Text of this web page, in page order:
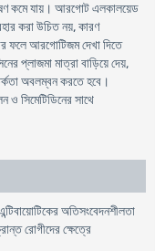
কমে যায়। আরগোট এলকালয়েড
করা উচিত নয়, কারণ
ফলে আরগোটিজম দেখা দিতে
প্লাজমা মাত্রা বাড়িয়ে দেয়,
অবলম্বন করতে হবে।
ও সিমেটিডিনের সাথে
অতিসংবেদনশীলতা
রোগীদের ক্ষেত্রে